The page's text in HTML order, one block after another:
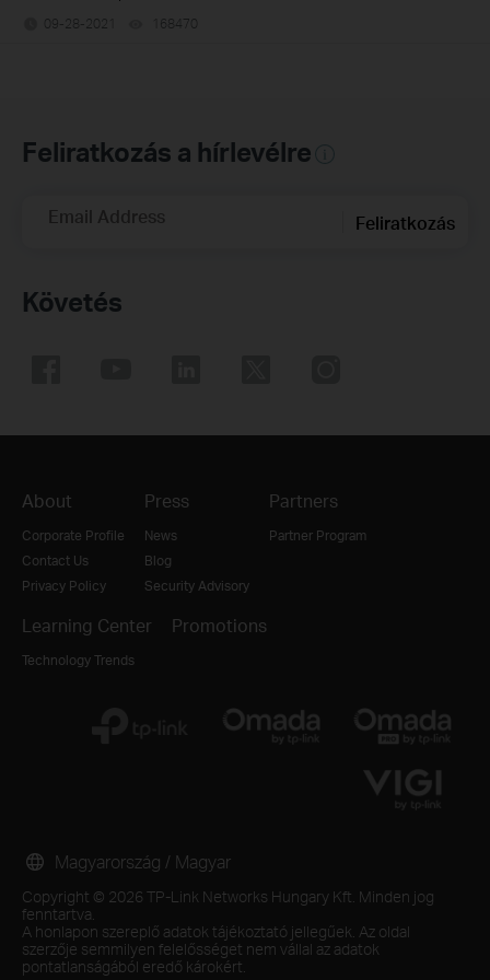
09-28-2021 168470
Feliratkozás a hírlevélre
Email Address Feliratkozás
Követés
About
Corporate Profile
Contact Us
Privacy Policy
Press
News
Blog
Security Advisory
Partners
Partner Program
Learning Center
Technology Trends
Promotions
Copyright © 2026 TP-Link Networks Hungary Kft. Minden jog
fenntartva.
A honlapon szereplő adatok tájékoztató jellegűek. Az oldal
szerzője semmilyen felelősséget nem vállal az adatok
pontatlanságából eredő károkért.
Magyarország / Magyar